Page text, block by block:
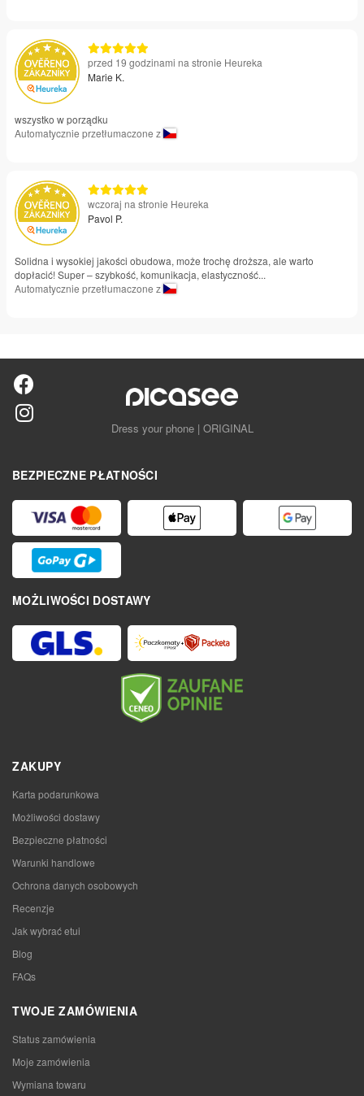
przed 19 godzinami na stronie Heureka
Marie K.
wszystko w porządku
Automatycznie przetłumaczone z
wczoraj na stronie Heureka
Pavol P.
Solidna i wysokiej jakości obudowa, może trochę droższa, ale warto
dopłacić! Super – szybkość, komunikacja, elastyczność...
Automatycznie przetłumaczone z
Dress your phone | ORIGINAL
BEZPIECZNE PŁATNOŚCI
MOŻLIWOŚCI DOSTAWY
ZAKUPY
Karta podarunkowa
Możliwości dostawy
Bezpieczne płatności
Warunki handlowe
Ochrona danych osobowych
Recenzje
Jak wybrać etui
Blog
FAQs
TWOJE ZAMÓWIENIA
Status zamówienia
Moje zamówienia
Wymiana towaru